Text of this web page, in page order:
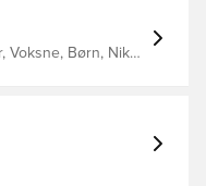
Voksne, Børn, Nike,